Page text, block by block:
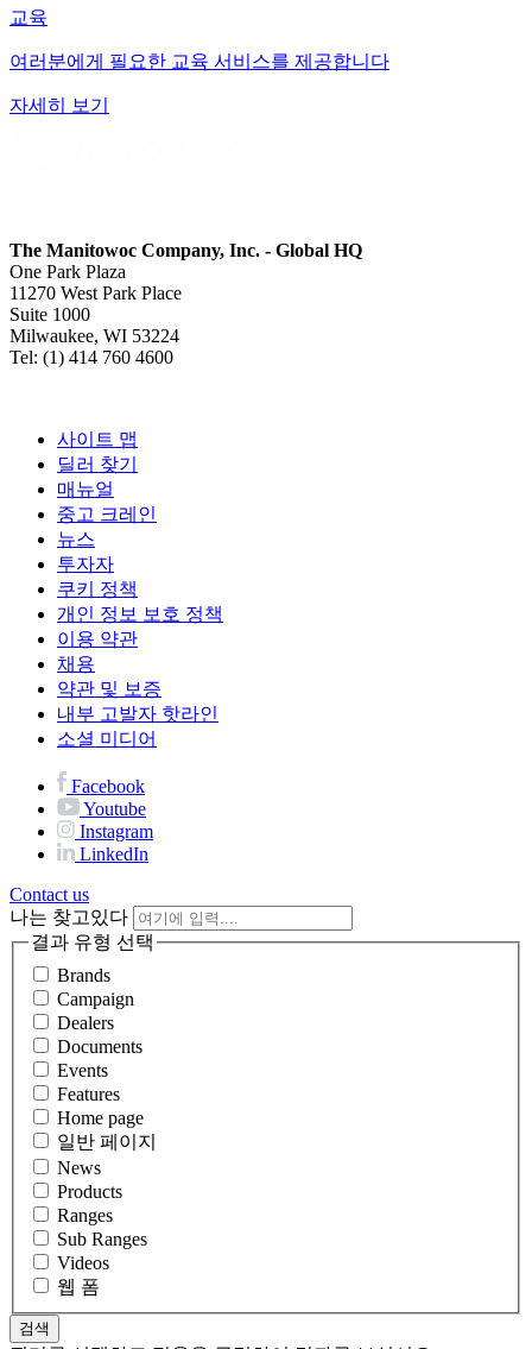
교육
여러분에게 필요한 교육 서비스를 제공합니다
자세히 보기
The Manitowoc Company, Inc. - Global HQ
One Park Plaza
11270 West Park Place
Suite 1000
Milwaukee, WI 53224
Tel: (1) 414 760 4600
사이트 맵
딜러 찾기
매뉴얼
중고 크레인
뉴스
투자자
쿠키 정책
개인 정보 보호 정책
이용 약관
채용
약관 및 보증
내부 고발자 핫라인
소셜 미디어
Facebook
Youtube
Instagram
LinkedIn
Contact us
나는 찾고있다
결과 유형 선택
Brands
Campaign
Dealers
Documents
Events
Features
Home page
일반 페이지
News
Products
Ranges
Sub Ranges
Videos
웹 폼